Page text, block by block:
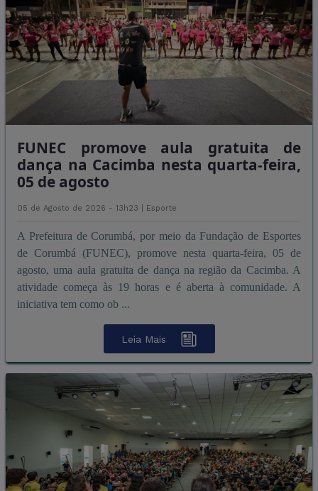
FUNEC promove aula gratuita de
dança na Cacimba nesta quarta-feira,
05 de agosto
05 de Agosto de 2026 - 13h23 | Esporte
A Prefeitura de Corumbá, por meio da Fundação de Esportes
de Corumbá (FUNEC), promove nesta quarta-feira, 05 de
agosto, uma aula gratuita de dança na região da Cacimba. A
atividade começa às 19 horas e é aberta à comunidade. A
iniciativa tem como ob ...
Leia Mais